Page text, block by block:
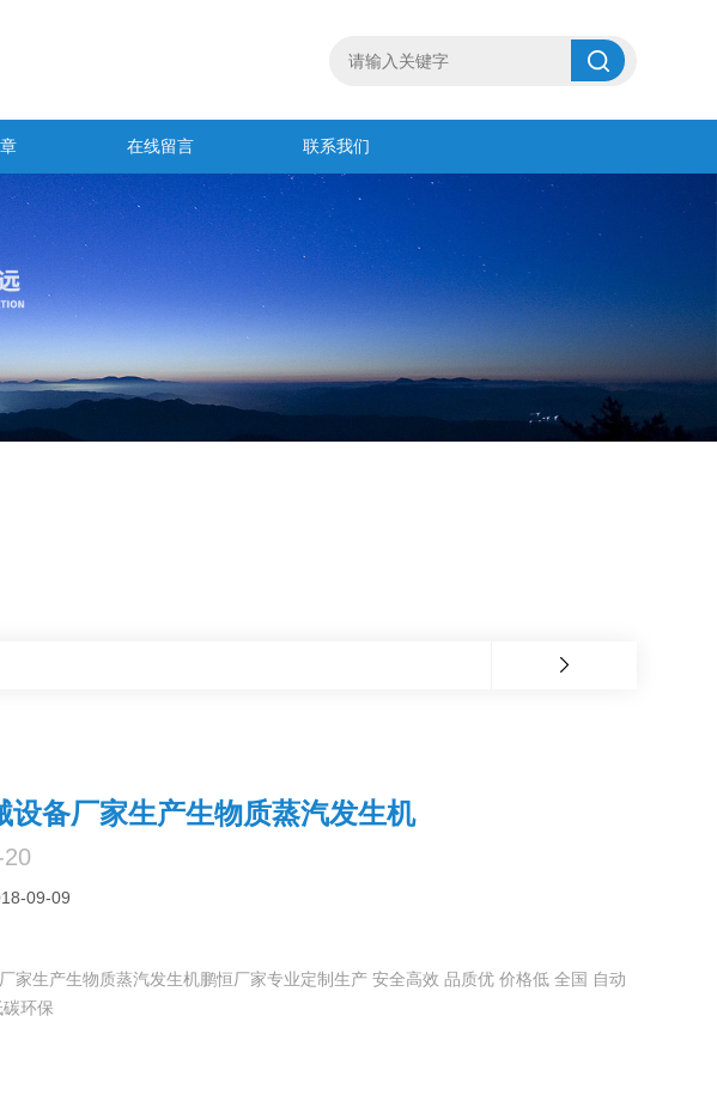
在线留言 联系我们
设备厂家生产生物质蒸汽发生机
09-09
家生产生物质蒸汽发生机鹏恒厂家专业定制生产 安全高效 品质优 价格低 全国 自动
环保